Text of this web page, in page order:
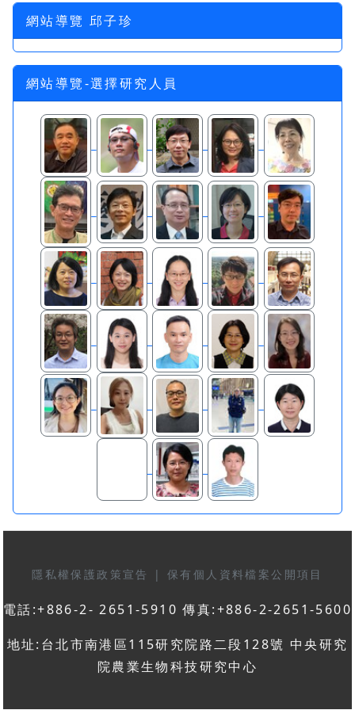
網站導覽 邱子珍
網站導覽-選擇研究人員
隱私權保護政策宣告 | 保有個人資料檔案公開項目
電話:+886-2- 2651-5910 傳真:+886-2-2651-5600
地址:台北市南港區115研究院路二段128號 中央研究
院農業生物科技研究中心